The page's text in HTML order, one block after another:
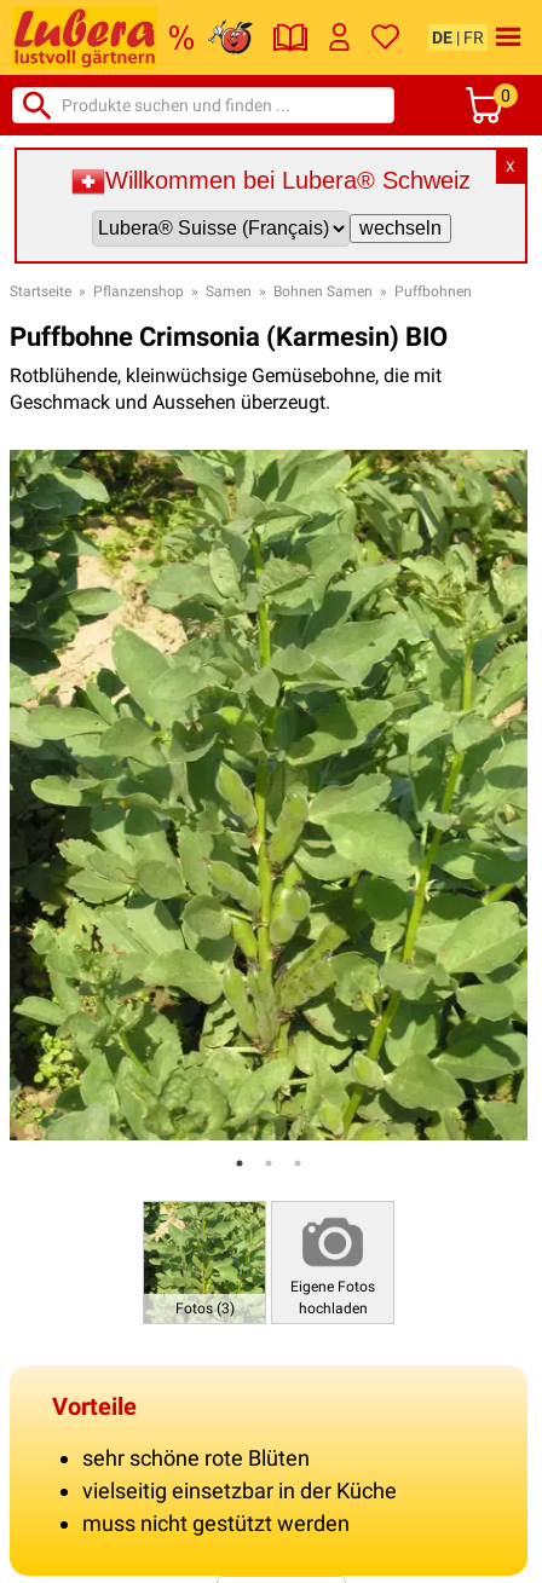
DE | FR
0
X
Willkommen bei Lubera® Schweiz
Startseite » Pflanzenshop » Samen » Bohnen Samen » Puffbohnen
Puffbohne Crimsonia (Karmesin) BIO
Rotblühende, kleinwüchsige Gemüsebohne, die mit
Geschmack und Aussehen überzeugt.
Fotos (3)
Eigene Fotos
hochladen
Vorteile
sehr schöne rote Blüten
vielseitig einsetzbar in der Küche
muss nicht gestützt werden